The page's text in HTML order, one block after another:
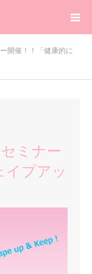
開催！！「健康的に
ミナー
イプアッ